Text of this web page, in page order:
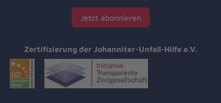
Jetzt abonnieren
Zertifizierung der Johanniter-Unfall-Hilfe e.V.